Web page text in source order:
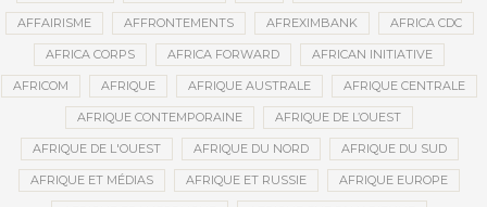
AFFAIRISME AFFRONTEMENTS AFREXIMBANK AFRICA CDC
AFRICA CORPS AFRICA FORWARD AFRICAN INITIATIVE
AFRICOM AFRIQUE AFRIQUE AUSTRALE AFRIQUE CENTRALE
AFRIQUE CONTEMPORAINE AFRIQUE DE L’OUEST
AFRIQUE DE L'OUEST AFRIQUE DU NORD AFRIQUE DU SUD
AFRIQUE ET MÉDIAS AFRIQUE ET RUSSIE AFRIQUE EUROPE